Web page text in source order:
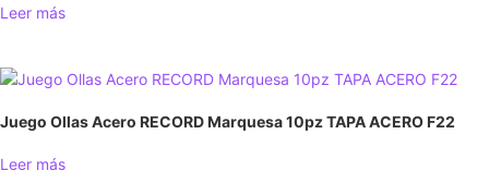
Leer más
Juego Ollas Acero RECORD Marquesa 10pz TAPA ACERO F22
Leer más